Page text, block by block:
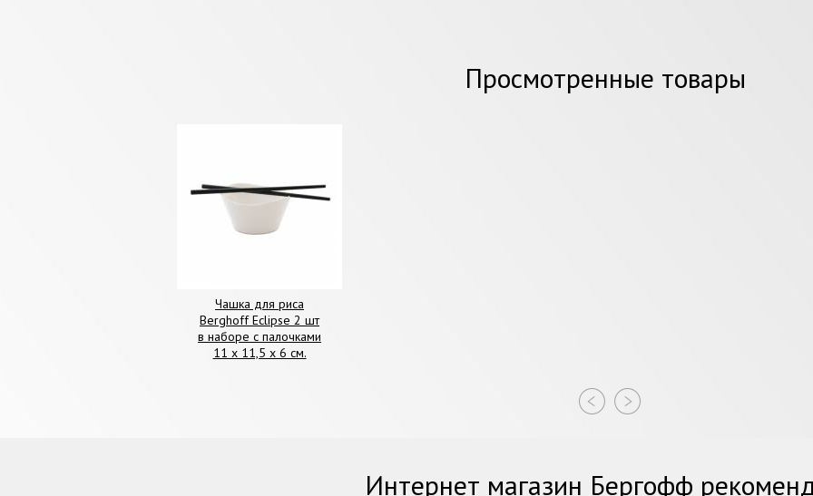
Просмотренные товары
Чашка для риса
Berghoff Eclipse 2 шт
в наборе с палочками
11 х 11,5 х 6 см.
Интернет магазин Бергофф